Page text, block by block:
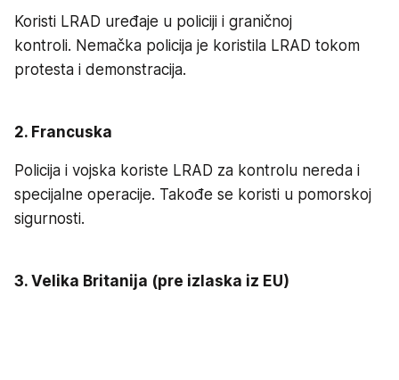
Koristi LRAD uređaje u policiji i graničnoj
kontroli. Nemačka policija je koristila LRAD tokom
protesta i demonstracija.
2. Francuska
Policija i vojska koriste LRAD za kontrolu nereda i
specijalne operacije. Takođe se koristi u pomorskoj
sigurnosti.
3. Velika Britanija (pre izlaska iz EU)